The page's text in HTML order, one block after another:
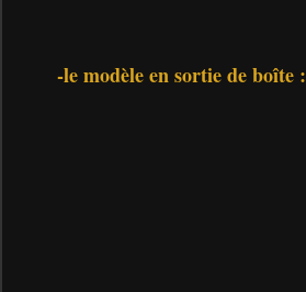
-le modèle en sortie de boîte :